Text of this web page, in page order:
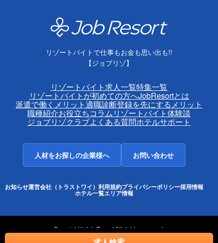
リゾートバイトで仕事もお金も思い出も!!
【ジョブリゾ】
リゾートバイト求人一覧特集一覧
リゾートバイトが初めての方へJobResortとは
派遣で働くメリット適職診断登録を先にするメリット
職種紹介お役立ちコラムリゾートバイト体験談
ジョブリゾクラブよくある質問ホテルサポート
人材をお探しの企業様へ お問い合わせ
お知らせ運営会社（トラストワイ） 利用規約プライバシーポリシー採用情報
ホテル一覧エリア情報
Copyright© Job Resort All rights reserved.